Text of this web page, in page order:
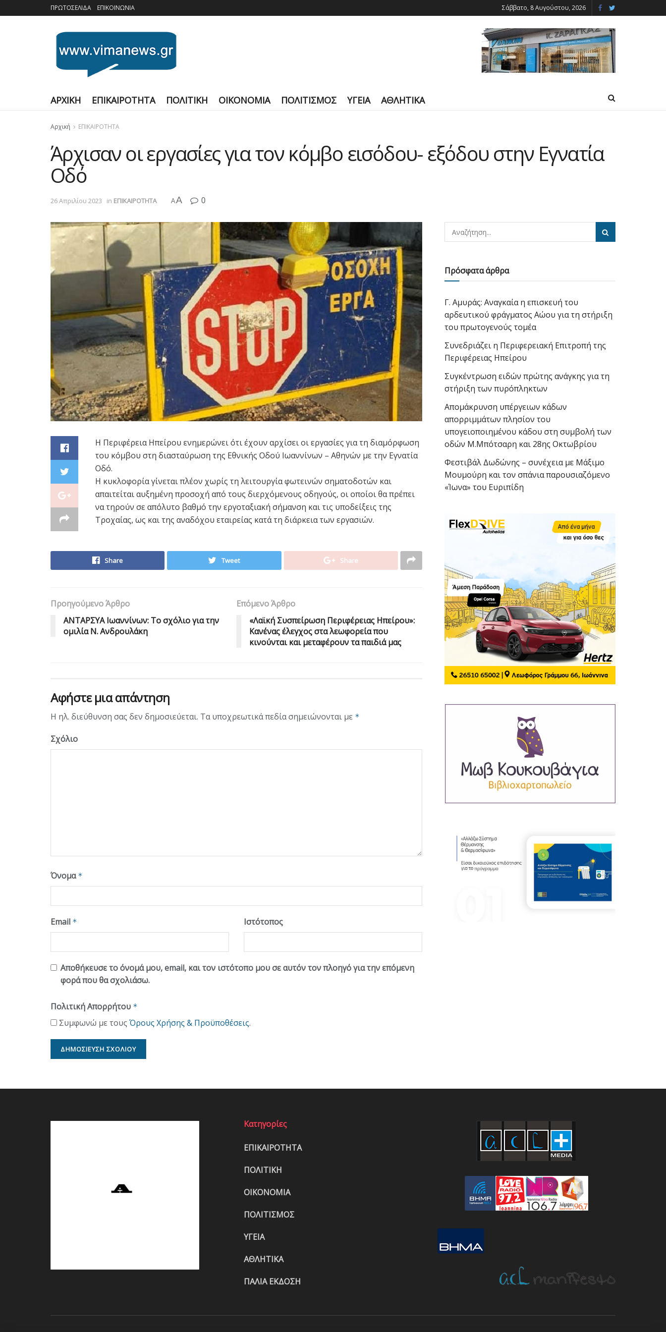
ΠΡΩΤΟΣΕΛΙΔΑ ΕΠΙΚΟΙΝΩΝΙΑ Σάββατο, 8 Αυγούστου, 2026
ΑΡΧΙΚΗ ΕΠΙΚΑΙΡΟΤΗΤΑ ΠΟΛΙΤΙΚΗ ΟΙΚΟΝΟΜΙΑ ΠΟΛΙΤΙΣΜΟΣ ΥΓΕΙΑ ΑΘΛΗΤΙΚΑ
Αρχική ΕΠΙΚΑΙΡΟΤΗΤΑ
Άρχισαν οι εργασίες για τον κόμβο εισόδου- εξόδου στην Εγνατία
Οδό
26 Απριλίου 2023 in ΕΠΙΚΑΙΡΟΤΗΤΑ AA 0
Η Περιφέρεια Ηπείρου ενημερώνει ότι έχουν αρχίσει οι εργασίες για τη διαμόρφωση
του κόμβου στη διασταύρωση της Εθνικής Οδού Ιωαννίνων – Αθηνών με την Εγνατία
Οδό.
Η κυκλοφορία γίνεται πλέον χωρίς τη λειτουργία φωτεινών σηματοδοτών και
απαιτείται αυξημένη προσοχή από τους διερχόμενους οδηγούς, οι οποίοι θα πρέπει
να τηρούν σε απόλυτο βαθμό την εργοταξιακή σήμανση και τις υποδείξεις της
Τροχαίας, ως και της αναδόχου εταιρείας κατά τη διάρκεια των εργασιών.
Share Tweet Share
Προηγούμενο Άρθρο
ΑΝΤΑΡΣΥΑ Ιωαννίνων: Το σχόλιο για την
ομιλία Ν. Ανδρουλάκη
Επόμενο Άρθρο
«Λαϊκή Συσπείρωση Περιφέρειας Ηπείρου»:
Kανένας έλεγχος στα λεωφορεία που
κινούνται και μεταφέρουν τα παιδιά μας
Αφήστε μια απάντηση
Η ηλ. διεύθυνση σας δεν δημοσιεύεται. Τα υποχρεωτικά πεδία σημειώνονται με *
Σχόλιο
Όνομα *
Email * Ιστότοπος
Αποθήκευσε το όνομά μου, email, και τον ιστότοπο μου σε αυτόν τον πλοηγό για την επόμενη
φορά που θα σχολιάσω.
Πολιτική Απορρήτου *
Συμφωνώ με τους Όρους Χρήσης & Προϋποθέσεις.
Πρόσφατα άρθρα
Γ. Αμυράς: Αναγκαία η επισκευή του
αρδευτικού φράγματος Αώου για τη στήριξη
του πρωτογενούς τομέα
Συνεδριάζει η Περιφερειακή Επιτροπή της
Περιφέρειας Ηπείρου
Συγκέντρωση ειδών πρώτης ανάγκης για τη
στήριξη των πυρόπληκτων
Απομάκρυνση υπέργειων κάδων
απορριμμάτων πλησίον του
υπογειοποιημένου κάδου στη συμβολή των
οδών Μ.Μπότσαρη και 28ης Οκτωβρίου
Φεστιβάλ Δωδώνης – συνέχεια με Μάξιμο
Μουμούρη και τον σπάνια παρουσιαζόμενο
«Ίωνα» του Ευριπίδη
Κατηγορίες
ΕΠΙΚΑΙΡΟΤΗΤΑ
ΠΟΛΙΤΙΚΗ
ΟΙΚΟΝΟΜΙΑ
ΠΟΛΙΤΙΣΜΟΣ
ΥΓΕΙΑ
ΑΘΛΗΤΙΚΑ
ΠΑΛΙΑ ΕΚΔΟΣΗ